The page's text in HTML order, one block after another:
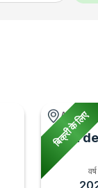
बिक्री के लिए
Attur,
John
वर्ष